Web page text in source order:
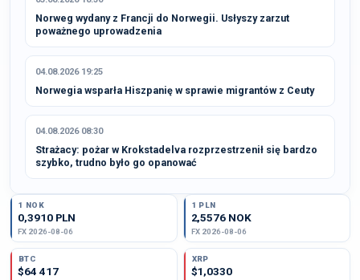
Norweg wydany z Francji do Norwegii. Usłyszy zarzut
poważnego uprowadzenia
04.08.2026 19:25
Norwegia wsparła Hiszpanię w sprawie migrantów z Ceuty
04.08.2026 08:30
Strażacy: pożar w Krokstadelva rozprzestrzenił się bardzo
szybko, trudno było go opanować
1 NOK
0,3910 PLN
FX 2026-08-06
1 PLN
2,5576 NOK
FX 2026-08-06
BTC
$64 417
XRP
$1,0330